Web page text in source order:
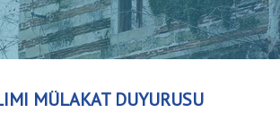
MÜLAKAT DUYURUSU